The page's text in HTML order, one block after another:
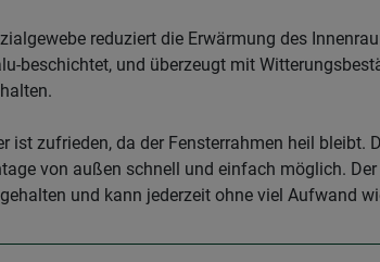
reduziert die Erwärmung des
beschichtet, und überzeugt mit
ist zufrieden, da der Fensterrahmen heil
von außen schnell und einfach möglich.
und kann jederzeit ohne viel Aufwand